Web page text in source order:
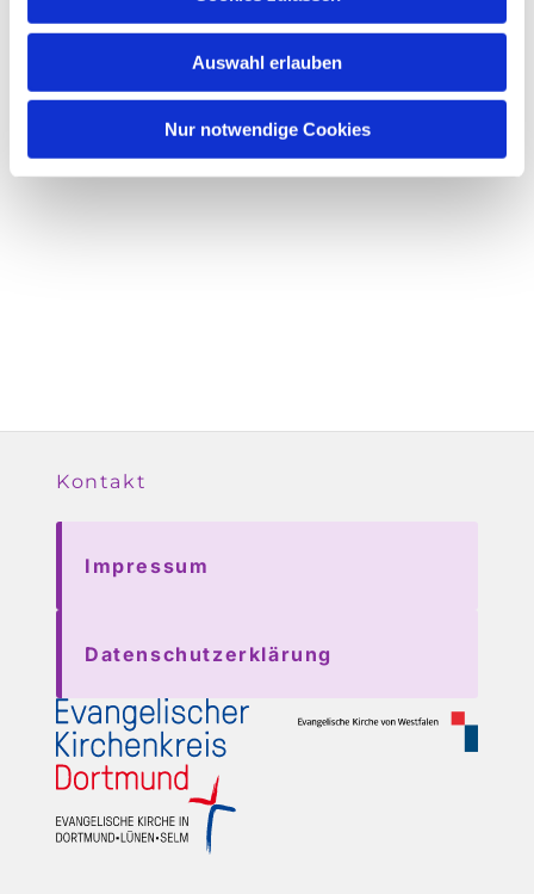
Auswahl erlauben
Nur notwendige Cookies
Kontakt
Impressum
Datenschutzerklärung